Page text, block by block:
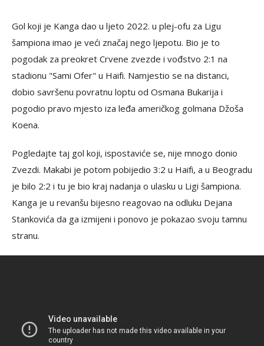
Gol koji je Kanga dao u ljeto 2022. u plej-ofu za Ligu
šampiona imao je veći značaj nego ljepotu. Bio je to
pogodak za preokret Crvene zvezde i vođstvo 2:1 na
stadionu "Sami Ofer" u Haifi. Namjestio se na distanci,
dobio savršenu povratnu loptu od Osmana Bukarija i
pogodio pravo mjesto iza leđa američkog golmana Džoša
Koena.
Pogledajte taj gol koji, ispostaviće se, nije mnogo donio
Zvezdi. Makabi je potom pobijedio 3:2 u Haifi, a u Beogradu
je bilo 2:2 i tu je bio kraj nadanja o ulasku u Ligi šampiona.
Kanga je u revanšu bijesno reagovao na odluku Dejana
Stankovića da ga izmijeni i ponovo je pokazao svoju tamnu
stranu.